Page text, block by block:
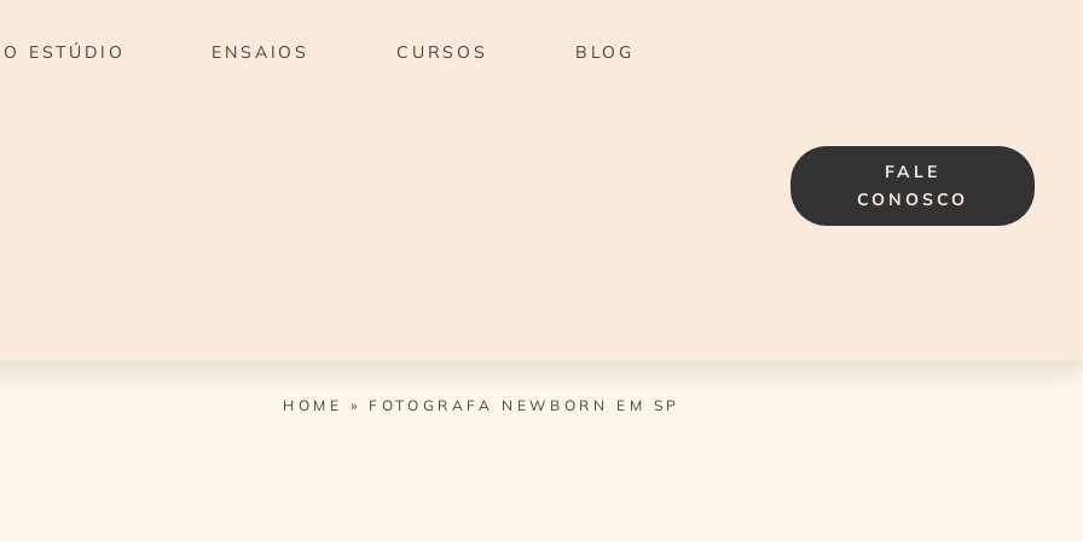
O ESTÚDIO ENSAIOS CURSOS BLOG
FALE
CONOSCO
HOME » FOTOGRAFA NEWBORN EM SP